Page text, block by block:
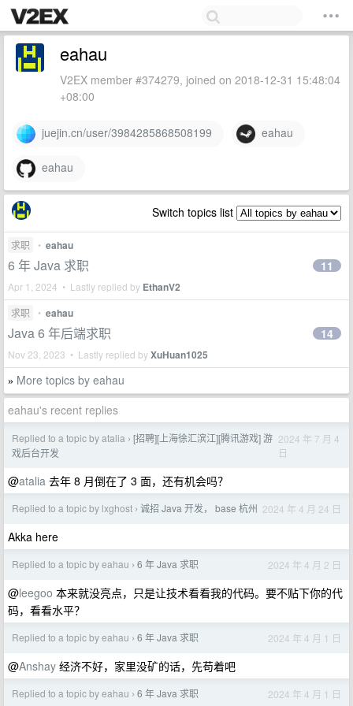
eahau
V2EX member #374279, joined on 2018-12-31 15:48:04
+08:00
juejin.cn/user/3984285868508199 eahau
eahau
Switch topics list
求职 • eahau
6 年 Java 求职
Apr 1, 2024 • Lastly replied by EthanV2
11
求职 • eahau
Java 6 年后端求职
Nov 23, 2023 • Lastly replied byXuHuan1025
14
» More topics by eahau
eahau's recent replies
Replied to a topic by atalia › [招聘][上海徐汇滨江][腾讯游戏] 游
戏后台开发
2024 年 7 月 4
日
@atalia 去年 8 月倒在了 3 面，还有机会吗？
Replied to a topic by lxghost › 诚招 Java 开发， base 杭州 2024 年 4 月 24 日
Akka here
Replied to a topic by eahau › 6 年 Java 求职 2024 年 4 月 2 日
@leegoo 本来就没亮点，只是让技术看看我的代码。要不贴下你的代
码，看看水平？
Replied to a topic by eahau › 6 年 Java 求职 2024 年 4 月 1 日
@Anshay 经济不好，家里没矿的话，先苟着吧
Replied to a topic by eahau › 6 年 Java 求职 2024 年 4 月 1 日